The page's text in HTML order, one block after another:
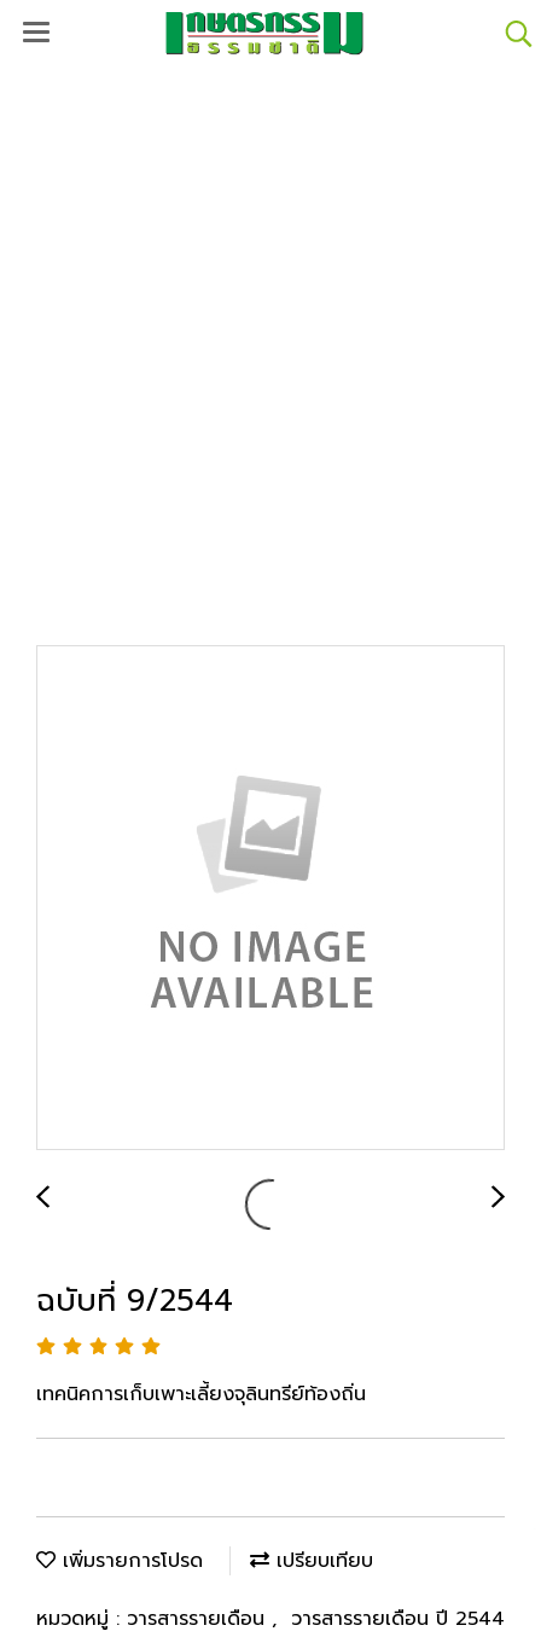
ฉบับที่ 9/2544
เทคนิคการเก็บเพาะเลี้ยงจุลินทรีย์ท้องถิ่น
เพิ่มรายการโปรด
เปรียบเทียบ
หมวดหมู่ : วารสารรายเดือน , วารสารรายเดือน ปี 2544